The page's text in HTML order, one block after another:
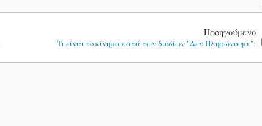
Προηγούμενο
Τι είναι το κίνημα κατά των διοδίων "Δεν Πληρώνουμε";